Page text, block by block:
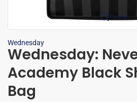
Forstør
Wednesday
Wednesday:
Academy Black
Bag